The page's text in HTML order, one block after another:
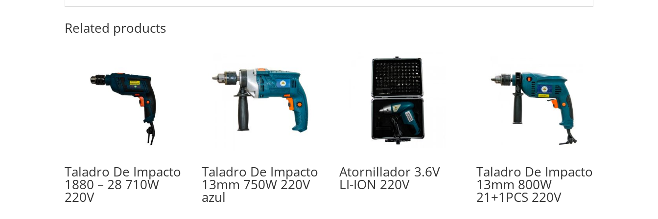
Related products
Taladro De Impacto
1880 – 28 710W
220V
Taladro De Impacto
13mm 750W 220V
azul
Atornillador 3.6V
LI-ION 220V
Taladro De Impacto
13mm 800W
21+1PCS 220V